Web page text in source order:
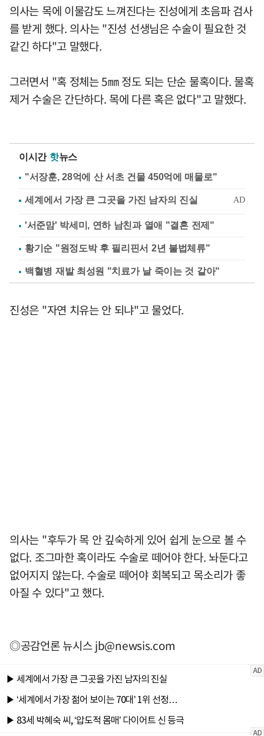
의사는 목에 이물감도 느껴진다는 진성에게 초음파 검사
를 받게 했다. 의사는 "진성 선생님은 수술이 필요한 것
같긴 하다"고 말했다.
그러면서 "혹 정체는 5㎜ 정도 되는 단순 물혹이다. 물혹
제거 수술은 간단하다. 목에 다른 혹은 없다"고 말했다.
이시간 핫뉴스
"서장훈, 28억에 산 서초 건물 450억에 매물로"
'서준맘' 박세미, 연하 남친과 열애 "결혼 전제"
황기순 "원정도박 후 필리핀서 2년 불법체류"
백혈병 재발 최성원 "치료가 날 죽이는 것 같아"
진성은 "자연 치유는 안 되냐"고 물었다.
의사는 "후두가 목 안 깊숙하게 있어 쉽게 눈으로 볼 수
없다. 조그마한 혹이라도 수술로 떼어야 한다. 놔둔다고
없어지지 않는다. 수술로 떼어야 회복되고 목소리가 좋
아질 수 있다"고 했다.
◎공감언론 뉴시스jb@newsis.com